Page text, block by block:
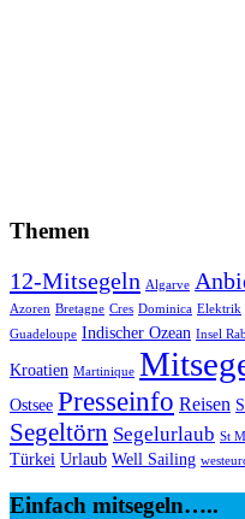
Themen
12-Mitsegeln Algarve
Azoren Bretagne Cres Dominica Elektrik
Guadeloupe Indischer Ozean Insel Rab
Kroatien Martinique
Ostsee Presseinfo Reisen
Segeltörn Segelurlaub St
Türkei Urlaub Well Sailing
Einfach mitsegeln…..